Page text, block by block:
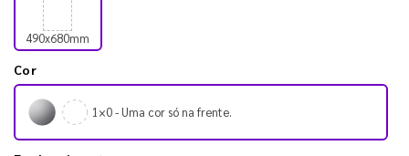
490x680mm
Cor
1×0 - Uma cor só na frente.